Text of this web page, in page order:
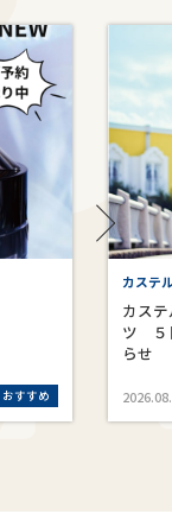
おすすめ
カステ
カス
ツ ５
らせ